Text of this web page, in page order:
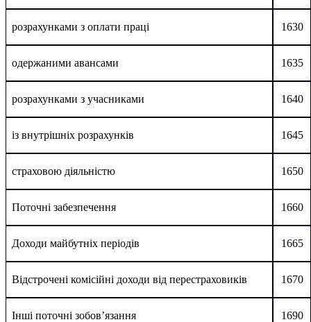
розрахунками з оплати праці 1630
одержаними авансами 1635
розрахунками з учасниками 1640
із внутрішніх розрахунків 1645
страховою діяльністю 1650
Поточні забезпечення 1660
Доходи майбутніх періодів 1665
Відстрочені комісійні доходи від перестраховиків 1670
Інші поточні зобов’язання 1690